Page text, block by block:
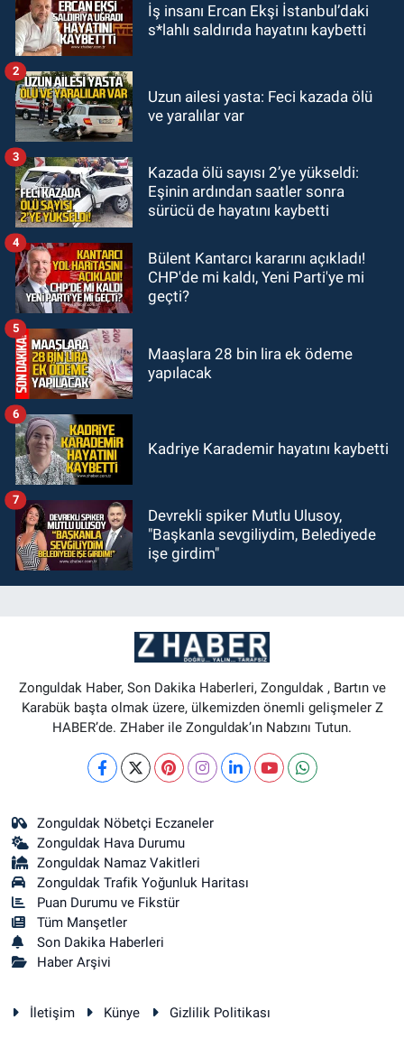
09:30Karabük'te 30 bin kişi aynı
09:24Zonguldak'ta gece- gündüz
GÜNDEM
23:55
sürecini resmi olarak tamamladı
İş insanı Ercan Ekşi İstanbul’daki
s*lahlı saldırıda hayatını kaybetti
Uzun ailesi yasta: Feci kazada ölü
ve yaralılar var
2
Kazada ölü sayısı 2’ye yükseldi:
Eşinin ardından saatler sonra
sürücü de hayatını kaybetti
3
Bülent Kantarcı kararını açıkladı!
CHP'de mi kaldı, Yeni Parti'ye mi
geçti?
4
Maaşlara 28 bin lira ek ödeme
yapılacak
5
Kadriye Karademir hayatını kaybetti
6
Devrekli spiker Mutlu Ulusoy,
"Başkanla sevgiliydim, Belediyede
işe girdim"
7
Zonguldak Haber, Son Dakika Haberleri, Zonguldak , Bartın ve
Karabük başta olmak üzere, ülkemizden önemli gelişmeler Z
HABER’de. ZHaber ile Zonguldak’ın Nabzını Tutun.
Zonguldak Nöbetçi Eczaneler
Zonguldak Hava Durumu
Zonguldak Namaz Vakitleri
Zonguldak Trafik Yoğunluk Haritası
Puan Durumu ve Fikstür
Tüm Manşetler
Son Dakika Haberleri
Haber Arşivi
İletişim Künye Gizlilik Politikası